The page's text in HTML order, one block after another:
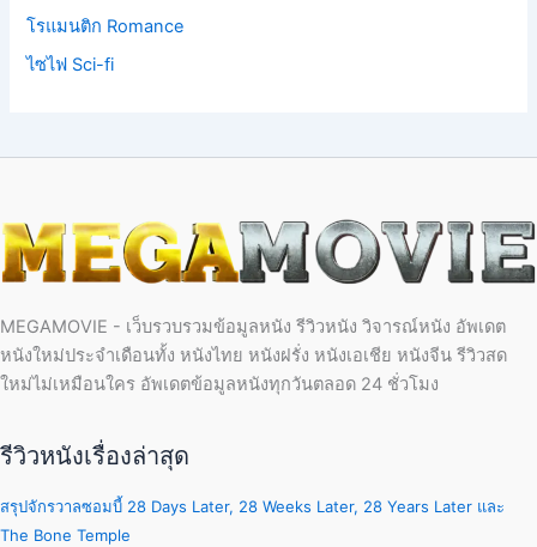
โรแมนติก Romance
ไซไฟ Sci-fi
MEGAMOVIE - เว็บรวบรวมข้อมูลหนัง รีวิวหนัง วิจารณ์หนัง อัพเดต
หนังใหม่ประจำเดือนทั้ง หนังไทย หนังฝรั่ง หนังเอเชีย หนังจีน รีวิวสด
ใหม่ไม่เหมือนใคร อัพเดตข้อมูลหนังทุกวันตลอด 24 ชั่วโมง
รีวิวหนังเรื่องล่าสุด
สรุปจักรวาลซอมบี้ 28 Days Later, 28 Weeks Later, 28 Years Later และ
The Bone Temple